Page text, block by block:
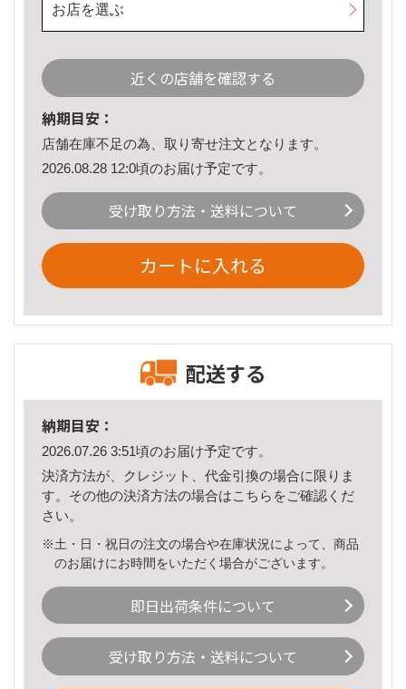
お店を選ぶ
近くの店舗を確認する
納期目安：
店舗在庫不足の為、取り寄せ注文となります。
2026.08.28 12:0頃のお届け予定です。
受け取り方法・送料について
カートに入れる
配送する
納期目安：
2026.07.26 3:51頃のお届け予定です。
決済方法が、クレジット、代金引換の場合に限りま
す。その他の決済方法の場合はこちら をご確認くだ
さい。
※土・日・祝日の注文の場合や在庫状況によって、商品
のお届けにお時間をいただく場合がございます。
即日出荷条件について
受け取り方法・送料について